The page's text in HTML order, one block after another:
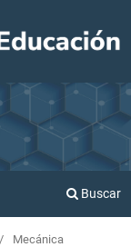
Buscar
/ Mecánica